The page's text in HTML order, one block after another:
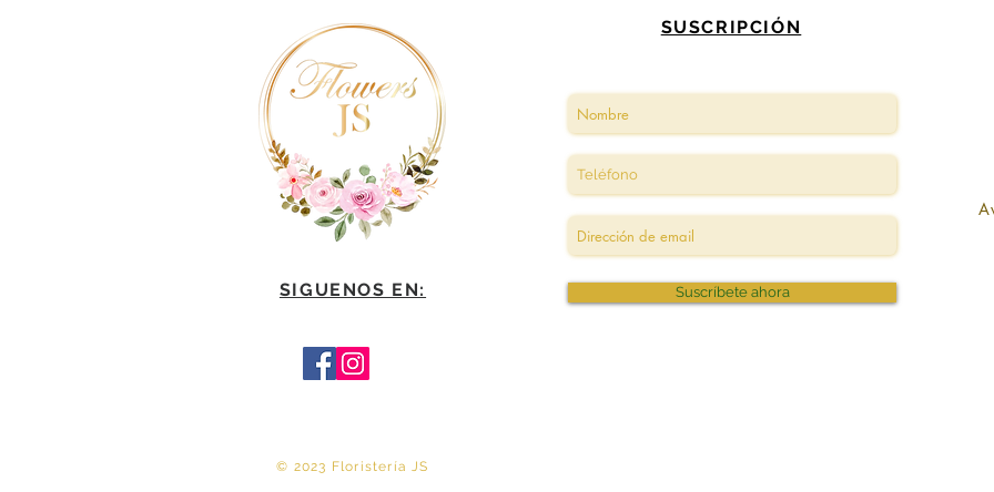
SIGUENOS EN:
© 2023 Floristería JS
SUSCRIPCIÓN
Suscríbete ahora